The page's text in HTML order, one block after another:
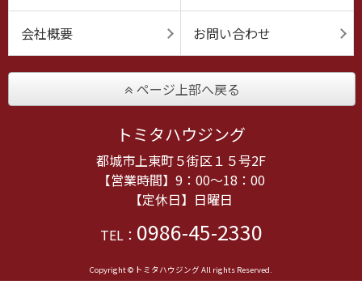
会社概要 お問い合わせ
ページ上部へ戻る
トミタハウジング
都城市上東町５街区１５号2F
【営業時間】9：00～18：00
【定休日】日曜日
TEL： 0986-45-2330
Copyright © トミタハウジング All rights Reserved.
powered by 不動産クラウドオフィス